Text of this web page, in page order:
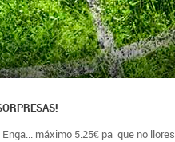
máximo 5.25€ pa  que no llores